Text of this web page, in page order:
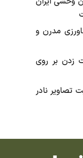
مدرن و
زدن بر روی
تصاویر نادر